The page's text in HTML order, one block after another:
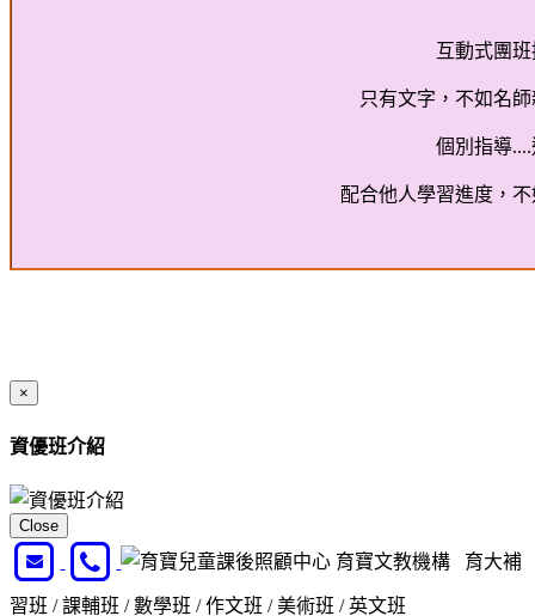
互動式團
只有文字，不如名
個別指導
配合他人學習進度，
×
資優班介紹
Close
育寶文教機構 育大補
習班 / 課輔班 / 數學班 / 作文班 / 美術班 / 英文班